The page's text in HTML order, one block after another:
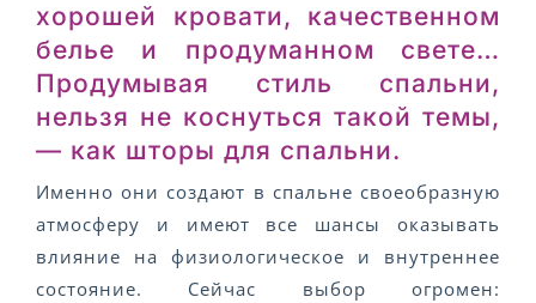
НОВОСТИ
ОТЧЕТЫ
хорошей кровати, качественном
белье и продуманном свете…
Продумывая стиль спальни,
нельзя не коснуться такой темы,
— как шторы для спальни.
Именно они создают в спальне своеобразную
атмосферу и имеют все шансы оказывать
влияние на физиологическое и внутреннее
состояние. Сейчас выбор огромен: